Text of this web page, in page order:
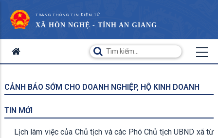
TRANG THÔNG TIN ĐIỆN TỬ
XÃ HÒN NGHỆ - TỈNH AN GIANG
CẢNH BÁO SỚM CHO DOANH NGHIỆP, HỘ KINH DOANH
TIN MỚI
Lịch làm việc của Chủ tịch và các Phó Chủ tịch UBND xã từ